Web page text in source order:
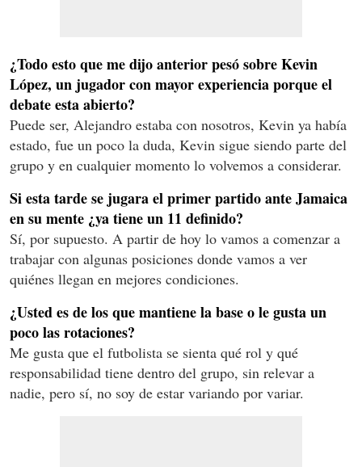
¿Todo esto que me dijo anterior pesó sobre Kevin
López, un jugador con mayor experiencia porque el
debate esta abierto?
Puede ser, Alejandro estaba con nosotros, Kevin ya había
estado, fue un poco la duda, Kevin sigue siendo parte del
grupo y en cualquier momento lo volvemos a considerar.
Si esta tarde se jugara el primer partido ante Jamaica
en su mente ¿ya tiene un 11 definido?
Sí, por supuesto. A partir de hoy lo vamos a comenzar a
trabajar con algunas posiciones donde vamos a ver
quiénes llegan en mejores condiciones.
¿Usted es de los que mantiene la base o le gusta un
poco las rotaciones?
Me gusta que el futbolista se sienta qué rol y qué
responsabilidad tiene dentro del grupo, sin relevar a
nadie, pero sí, no soy de estar variando por variar.